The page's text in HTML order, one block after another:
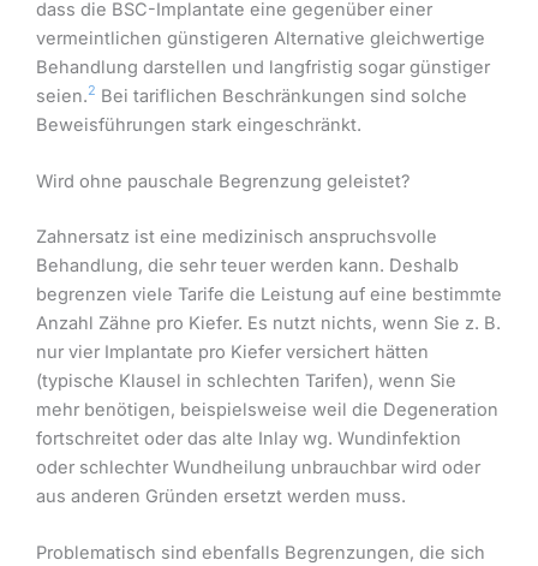
dass die BSC-Implantate eine gegenüber einer
vermeintlichen günstigeren Alternative gleichwertige
Behandlung darstellen und langfristig sogar günstiger
seien.2 Bei tariflichen Beschränkungen sind solche
Beweisführungen stark eingeschränkt.
Wird ohne pauschale Begrenzung geleistet?
Zahnersatz ist eine medizinisch anspruchsvolle
Behandlung, die sehr teuer werden kann. Deshalb
begrenzen viele Tarife die Leistung auf eine bestimmte
Anzahl Zähne pro Kiefer. Es nutzt nichts, wenn Sie z. B.
nur vier Implantate pro Kiefer versichert hätten
(typische Klausel in schlechten Tarifen), wenn Sie
mehr benötigen, beispielsweise weil die Degeneration
fortschreitet oder das alte Inlay wg. Wundinfektion
oder schlechter Wundheilung unbrauchbar wird oder
aus anderen Gründen ersetzt werden muss.
Problematisch sind ebenfalls Begrenzungen, die sich